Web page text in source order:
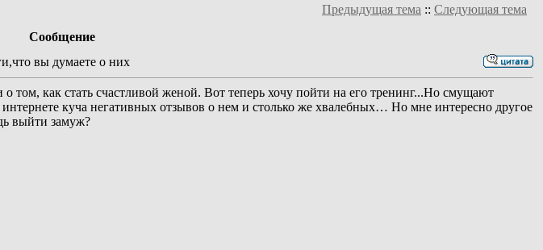
Предыдущая тема :: Следующая тема
Сообщение
вы думаете о них
том, как стать счастливой женой. Вот теперь хочу пойти на его тренинг...Но смущают
куча негативных отзывов о нем и столько же хвалебных… Но мне интересно другое
выйти замуж?